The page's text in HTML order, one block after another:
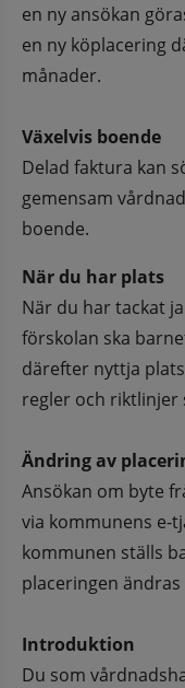
en ny ansökan
en ny köplacering
månader.
Växelvis boende
Delad faktura kan
gemensam
boende.
När du har plats
När du har tackat
förskolan ska
därefter nyttja
regler och riktlinjer
Ändring av
Ansökan om byte
via kommunens e-
kommunen ställs
placeringen
Introduktion
Du som